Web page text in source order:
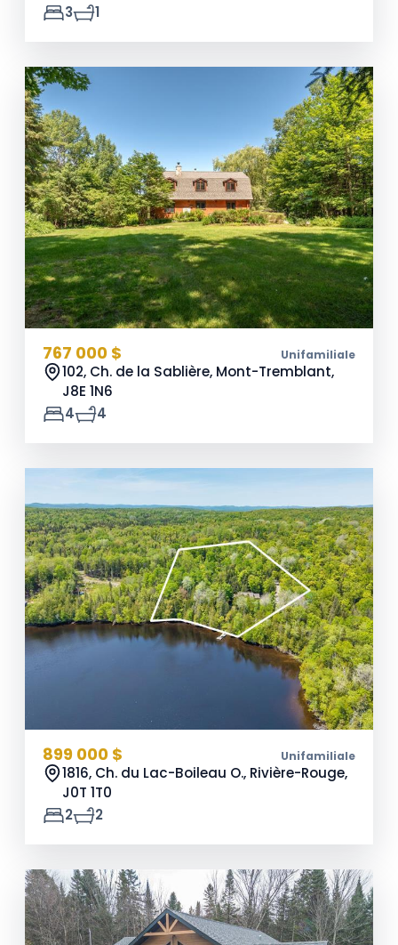
3
1
767 000 $ Unifamiliale
102, Ch. de la Sablière, Mont-Tremblant,
J8E 1N6
4
4
899 000 $ Unifamiliale
1816, Ch. du Lac-Boileau O., Rivière-Rouge,
J0T 1T0
2
2